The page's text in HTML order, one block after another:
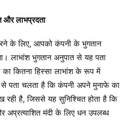
और लाभप्रदता
के लिए, आपको कंपनी के भुगतान
लाभांश भुगतान अनुपात से यह पता
कितना हिस्सा लाभांश के रूप में
पता चलता है कि कंपनी अपने मुनाफे का
रही है, जिससे यह सुनिश्चित होता है कि
मंदी के लिए धन उपलब्ध